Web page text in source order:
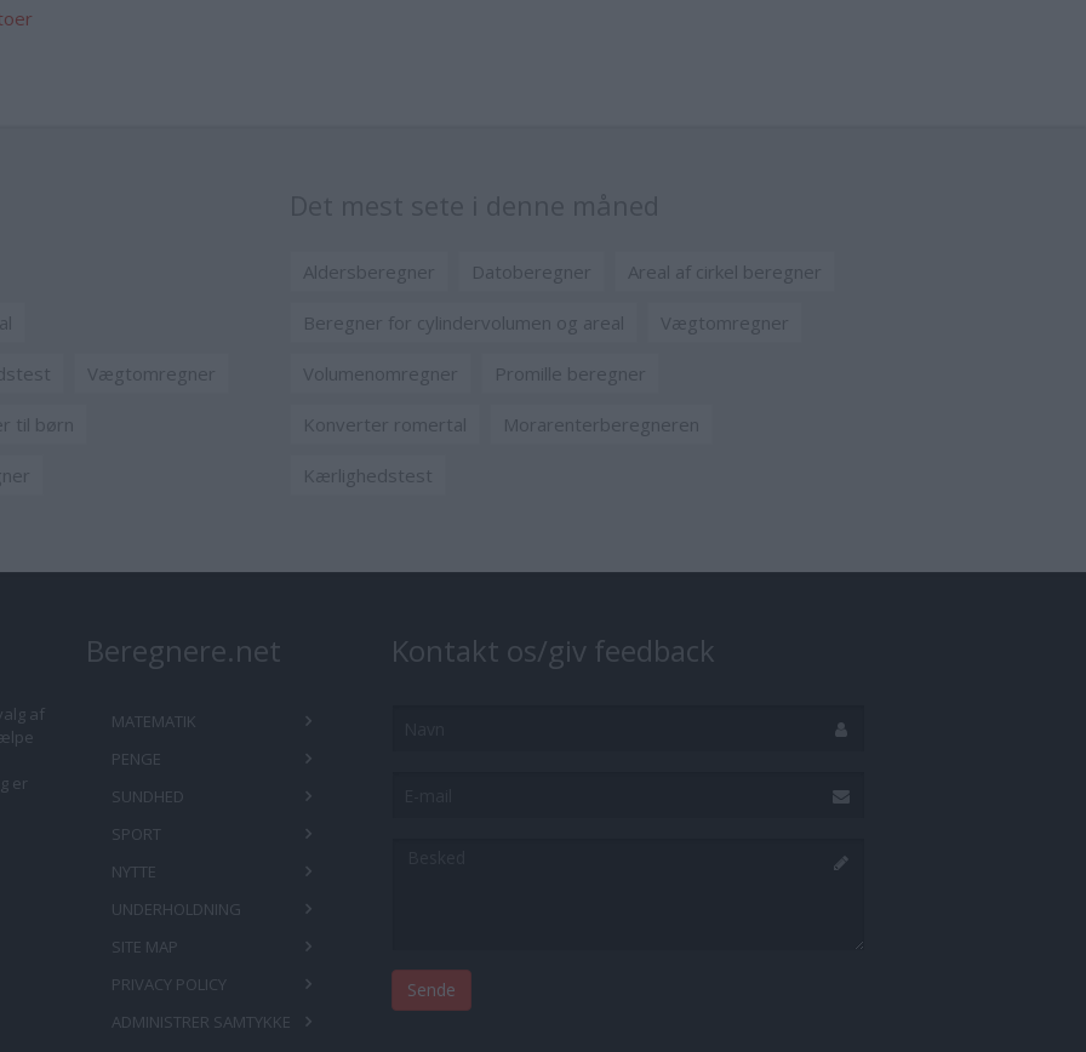
Vægtomregner
til børn
Aldersberegner Datoberegner Areal af cirkel beregner
Beregner for cylindervolumen og areal Vægtomregner
Volumenomregner Promille beregner
Konverter romertal Morarenterberegneren
Kærlighedstest
af
er
Beregnere.net
MATEMATIK
PENGE
SUNDHED
SPORT
NYTTE
UNDERHOLDNING
SITE MAP
PRIVACY POLICY
ADMINISTRER SAMTYKKE
Kontakt os/giv feedback